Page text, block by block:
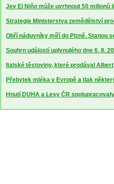
Jev El Niňo může uvrhnout 50 milionů
Strategie Ministerstva zemědělství
Obří náduvníky míří do Plzně. Stanou
Souhrn událostí uplynulého dne 6. 8.
Italské těstoviny, které prodával
Přebytek mléka v Evropě a tlak
Hnutí DUHA a Lesy ČR